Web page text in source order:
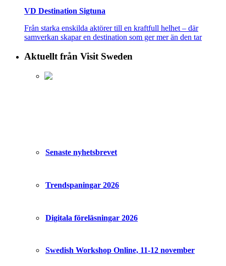
VD Destination Sigtuna
Från starka enskilda aktörer till en kraftfull helhet – där
samverkan skapar en destination som ger mer än den tar
Aktuellt från Visit Sweden
Senaste nyhetsbrevet
Trendspaningar 2026
Digitala föreläsningar 2026
Swedish Workshop Online, 11-12 november